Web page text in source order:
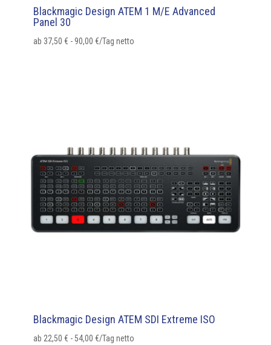
Blackmagic Design ATEM 1 M/E Advanced
Panel 30
ab 37,50 €-90,00 €/Tag netto
Blackmagic Design ATEM SDI Extreme ISO
ab 22,50 €-54,00 €/Tag netto